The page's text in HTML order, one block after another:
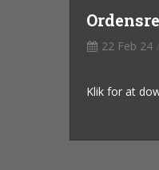
22 Feb 24
Klik for at